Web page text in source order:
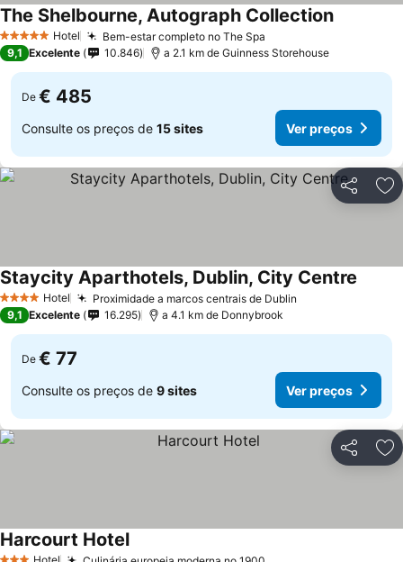
5 Estrelas Hotel Bem-estar completo no The Spa
The Shelbourne, Autograph CollectionVer
9,1 Excelente 10.846 a 2.1 km de Guinness Storehouse
De € 485
Consulte os preços de 15 sites Ver preços
Partilhar
4 EstrelasHotel Proximidade a marcos centrais de Dublin
Staycity Aparthotels, Dublin, City Centre
9,1 Excelente 16.295 a 4.1 km de Donnybrook
De € 77
Consulte os preços de 9 sites Ver preços
Partilhar
Hotel
Harcourt HotelVer preços